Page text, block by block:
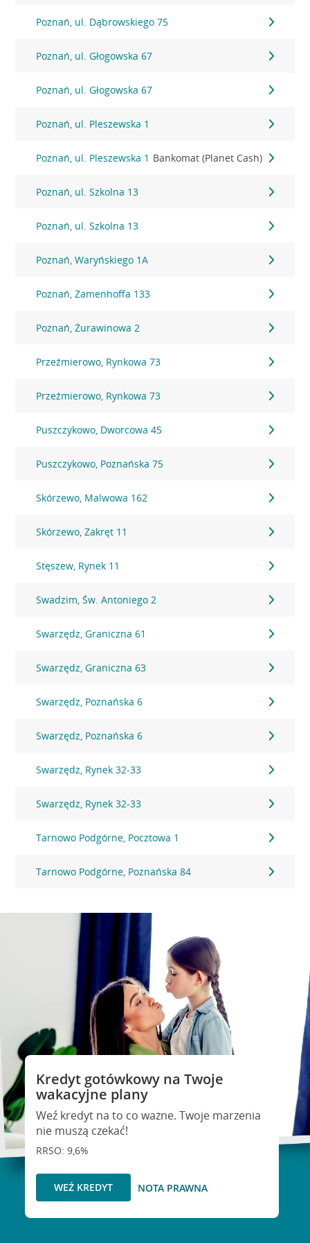
Poznań, ul. Dąbrowskiego 75
Poznań, ul. Głogowska 67
Poznań, ul. Głogowska 67
Poznań, ul. Pleszewska 1
Poznań, ul. Pleszewska 1 Bankomat (Planet Cash)
Poznań, ul. Szkolna 13
Poznań, ul. Szkolna 13
Poznań, Waryńskiego 1A
Poznań, Zamenhoffa 133
Poznań, Żurawinowa 2
Przeźmierowo, Rynkowa 73
Przeźmierowo, Rynkowa 73
Puszczykowo, Dworcowa 45
Puszczykowo, Poznańska 75
Skórzewo, Malwowa 162
Skórzewo, Zakręt 11
Stęszew, Rynek 11
Swadzim, Św. Antoniego 2
Swarzędz, Graniczna 61
Swarzędz, Graniczna 63
Swarzędz, Poznańska 6
Swarzędz, Poznańska 6
Swarzędz, Rynek 32-33
Swarzędz, Rynek 32-33
Tarnowo Podgórne, Pocztowa 1
Tarnowo Podgórne, Poznańska 84
Kredyt gotówkowy na Twoje
wakacyjne plany
Weź kredyt na to co ważne. Twoje marzenia
nie muszą czekać!
RRSO: 9,6%
WEŹ KREDYT NOTA PRAWNA